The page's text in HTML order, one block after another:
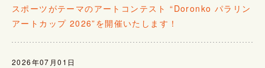
スポーツがテーマのアートコンテスト “Doronko パラリン
アートカップ 2026”を開催いたします！
2026年07月01日